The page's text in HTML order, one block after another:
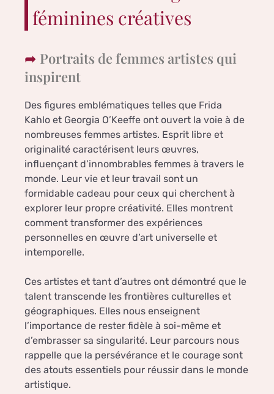
féminines créatives
Portraits de femmes artistes qui
inspirent
Des figures emblématiques telles que Frida
Kahlo et Georgia O’Keeffe ont ouvert la voie à de
nombreuses femmes artistes. Esprit libre et
originalité caractérisent leurs œuvres,
influençant d’innombrables femmes à travers le
monde. Leur vie et leur travail sont un
formidable cadeau pour ceux qui cherchent à
explorer leur propre créativité. Elles montrent
comment transformer des expériences
personnelles en œuvre d’art universelle et
intemporelle.
Ces artistes et tant d’autres ont démontré que le
talent transcende les frontières culturelles et
géographiques. Elles nous enseignent
l’importance de rester fidèle à soi-même et
d’embrasser sa singularité. Leur parcours nous
rappelle que la persévérance et le courage sont
des atouts essentiels pour réussir dans le monde
artistique.